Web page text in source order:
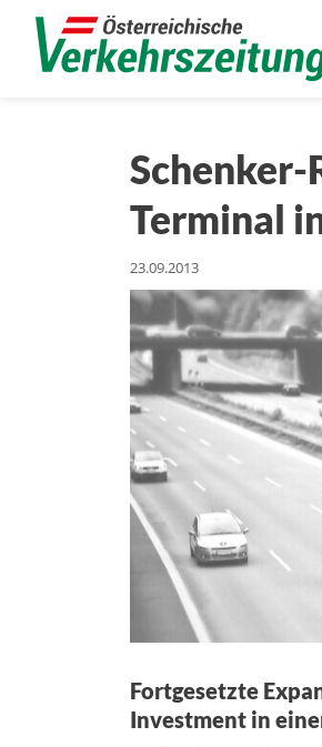
Schenker-
Terminal
23.09.2013
Fortgesetzte
Investment in